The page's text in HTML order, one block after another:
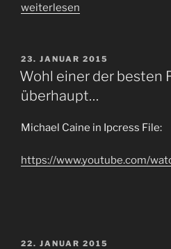
„Faine
entdeckt“
weiterlesen
VERÖFFENTLICHT
AM
23. JANUAR 2015
Wohl einer der besten
überhaupt…
Michael Caine in Ipcress File:
https://www.youtube.com/
VERÖFFENTLICHT
22. JANUAR 2015